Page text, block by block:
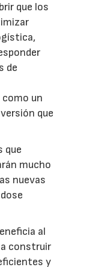
que los
de
un
que
que
mucho
nuevas
al
construir
y